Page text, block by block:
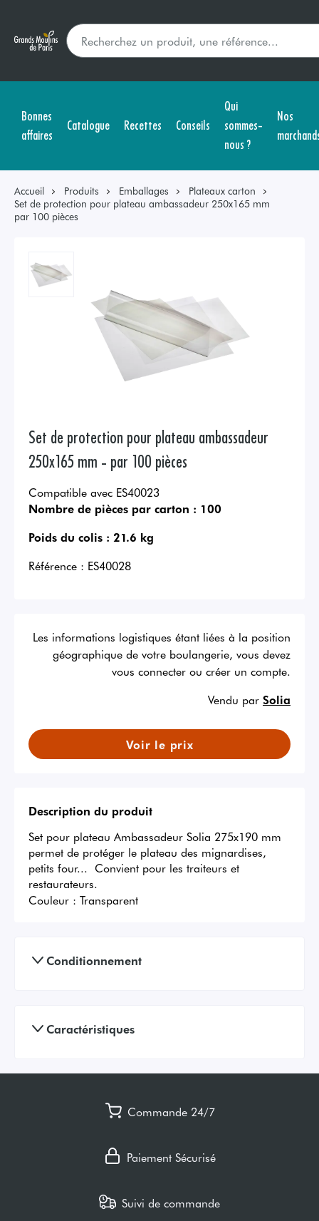
Bonnes
affaires
Catalogue Recettes Conseils
Qui
sommes-
nous ?
Nos
Accueil Produits Emballages
Plateaux carton
Set de protection pour plateau ambassadeur 250x165 mm
par 100 pièces
Set de protection pour plateau ambassadeur
250x165 mm - par 100 pièces
Compatible avec ES40023
Nombre de pièces par carton : 100
Poids du colis : 21.6 kg
Référence : ES40028
Les informations logistiques étant liées à la position
géographique de votre boulangerie, vous devez
vous connecter ou créer un compte.
Vendu par Solia
Voir le prix
Description du produit
Set pour plateau Ambassadeur Solia 275x190 mm
permet de protéger le plateau des mignardises,
petits four...  Convient pour les traiteurs et
restaurateurs.
Couleur : Transparent
Conditionnement
Caractéristiques
Commande 24/7
Paiement Sécurisé
Suivi de commande